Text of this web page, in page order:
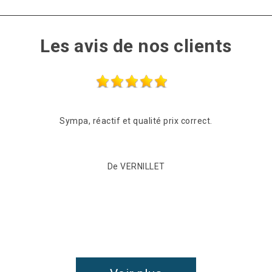
Les avis de nos clients
Sympa, réactif et qualité prix correct.
De VERNILLET